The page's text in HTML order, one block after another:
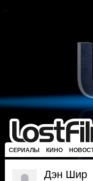
СЕРИАЛЫ КИНО
Дэн Шир